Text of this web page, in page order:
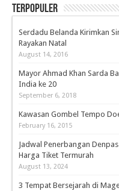
Terpopuler
Serdadu Belanda Kirimkan
Rayakan Natal
August 14, 2016
Mayor Ahmad Khan Sarda
India ke 20
September 6, 2018
Kawasan Gombel Tempo
February 16, 2015
Jadwal Penerbangan
Harga Tiket Termurah
August 13, 2024
3 Tempat Bersejarah di